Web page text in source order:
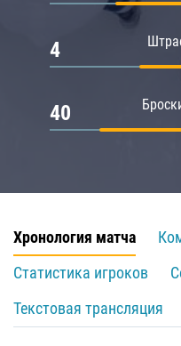
4
40
Хронология матча
Статистика игроков
Текстовая трансляция